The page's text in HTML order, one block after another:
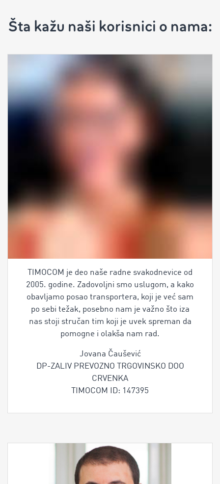
Šta kažu naši korisnici o nama:
TIMOCOM je deo naše radne svakodnevice od
2005. godine. Zadovoljni smo uslugom, a kako
obavljamo posao transportera, koji je već sam
Jovana Čaušević
DP-ZALIV PREVOZNO TRGOVINSKO DOO
CRVENKA
TIMOCOM ID: 147395